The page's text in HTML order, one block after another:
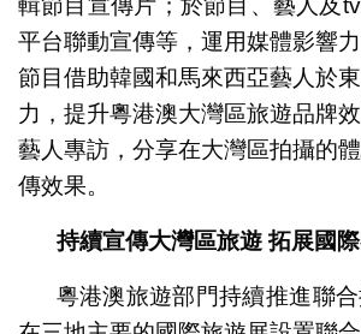
輯節目宣傳片；於節目、藝人及
平台聯動宣傳等，運用媒體影響力
節目借助韓國和馬來西亞藝人於
力，提升粵港澳大灣區旅遊品牌
藝人專訪，分享在大灣區拍攝的
傳效果。
持續宣傳大灣區旅遊 拓展國
粵港澳旅遊部門持續推進聯